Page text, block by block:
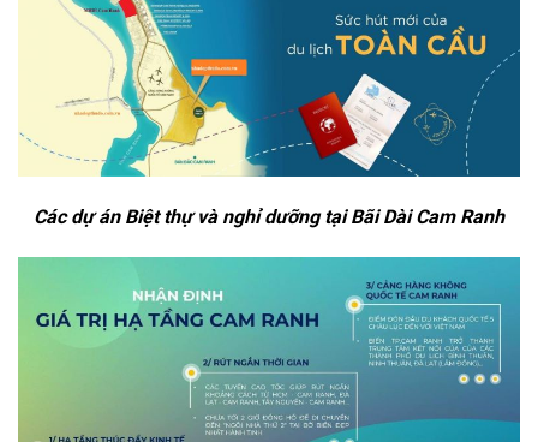
Các dự án Biệt thự và nghỉ dưỡng tại Bãi Dài Cam Ranh